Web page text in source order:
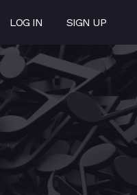
LOG IN SIGN UP